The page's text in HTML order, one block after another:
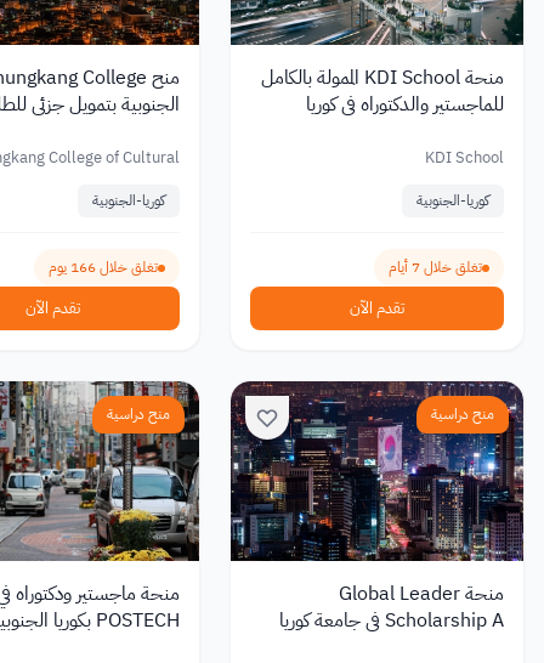
منحة KDI School الممولة بالكامل
للماجستير والدكتوراه في كوريا
KDI School
كوريا-الجنوبية
تغلق خلال 7 أيام
تقدم الآن
الجنوبية بتمويل جزئي
College of Cultural
كوريا-الجنوبية
تغلق خلال 166 يوم
تقدم الآن
منح دراسية
منحة Global Leader
Scholarship A في جامعة كوريا
منح دراسية
منحة ماجستير ودكتوراه
POSTECH بكوريا الجنوبية 2027